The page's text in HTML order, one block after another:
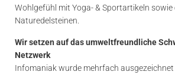
Wohlgefühl mit Yoga- & Sportartikeln sowie
Naturedelsteinen.
Wir setzen auf das umweltfreundliche
Netzwerk
Infomaniak wurde mehrfach ausgezeichnet